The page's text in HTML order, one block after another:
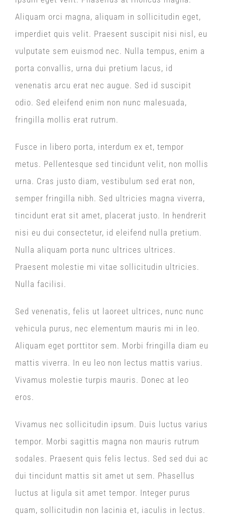
Aliquam orci magna, aliquam in sollicitudin eget,
imperdiet quis velit. Praesent suscipit nisi nisl, eu
vulputate sem euismod nec. Nulla tempus, enim a
porta convallis, urna dui pretium lacus, id
venenatis arcu erat nec augue. Sed id suscipit
odio. Sed eleifend enim non nunc malesuada,
fringilla mollis erat rutrum.
Fusce in libero porta, interdum ex et, tempor
metus. Pellentesque sed tincidunt velit, non mollis
urna. Cras justo diam, vestibulum sed erat non,
semper fringilla nibh. Sed ultricies magna viverra,
tincidunt erat sit amet, placerat justo. In hendrerit
nisi eu dui consectetur, id eleifend nulla pretium.
Nulla aliquam porta nunc ultrices ultrices.
Praesent molestie mi vitae sollicitudin ultricies.
Nulla facilisi.
Sed venenatis, felis ut laoreet ultrices, nunc nunc
vehicula purus, nec elementum mauris mi in leo.
Aliquam eget porttitor sem. Morbi fringilla diam eu
mattis viverra. In eu leo non lectus mattis varius.
Vivamus molestie turpis mauris. Donec at leo
eros.
Vivamus nec sollicitudin ipsum. Duis luctus varius
tempor. Morbi sagittis magna non mauris rutrum
sodales. Praesent quis felis lectus. Sed sed dui ac
dui tincidunt mattis sit amet ut sem. Phasellus
luctus at ligula sit amet tempor. Integer purus
quam, sollicitudin non lacinia et, iaculis in lectus.